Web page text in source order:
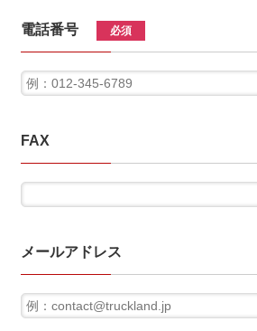
電話番号 必須
FAX
メールアドレス